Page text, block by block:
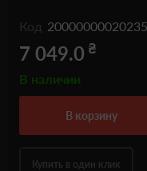
Код 20000000020235
7 049.0 ₴
В наличии
в корзину
Купить в один клик